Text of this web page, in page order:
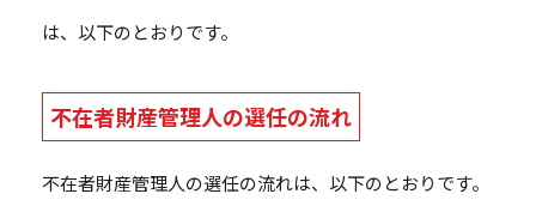
は、以下のとおりです。
不在者財産管理人の選任の流れ
不在者財産管理人の選任の流れは、以下のとおりです。